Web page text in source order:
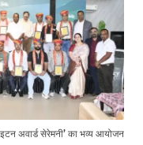
अवार्ड सेरेमनी’ का भव्य आयोजन